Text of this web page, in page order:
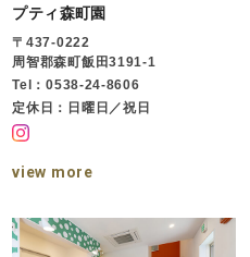
プティ森町園
〒437-0222
周智郡森町飯田3191-1
Tel：0538-24-8606
定休日：日曜日／祝日
view more